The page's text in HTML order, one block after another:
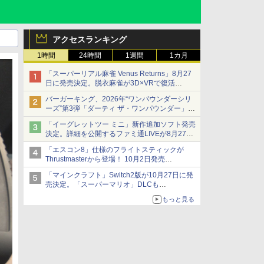
アクセスランキング
1時間 24時間 1週間 1カ月
「スーパーリアル麻雀 Venus Returns」8月27
日に発売決定。脱衣麻雀が3D×VRで復活
発売から2週間は20%オフになるセールが実施
バーガーキング、2026年“ワンパウンダーシリ
ーズ”第3弾「ダーティ ザ・ワンパウンダー」を
8月7日発売
「特製ガーリックマヨソース」を使用した超大
型チーズバーガー
「イーグレットツー ミニ」新作追加ソフト発売
決定。詳細を公開するファミ通LIVEが8月27日
20時から配信
シリーズ累計100タイトルへ
「エスコン8」仕様のフライトスティックが
Thrustmasterから登場！ 10月2日発売
ジョイスティックに振動機能を搭載。予約受付
も開始
「マインクラフト」Switch2版が10月27日に発
売決定。「スーパーマリオ」DLCも
Switch版からのアップグレードも可能に
もっと見る